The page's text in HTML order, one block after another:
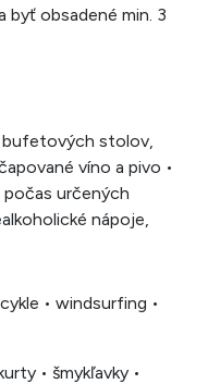
byť obsadené min. 3
bufetových stolov,
víno a pivo •
počas určených
nápoje,
• windsurfing •
• šmykľavky •